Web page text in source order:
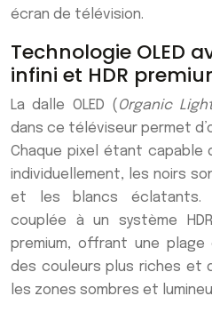
écran de télévision.
Technologie OLED
infini et HDR
La dalle OLED ( Organic
dans ce téléviseur permet
Chaque pixel étant capable
individuellement, les noirs
et les blancs éclatants.
couplée à un système
premium, offrant une plage
des couleurs plus riches et
les zones sombres et